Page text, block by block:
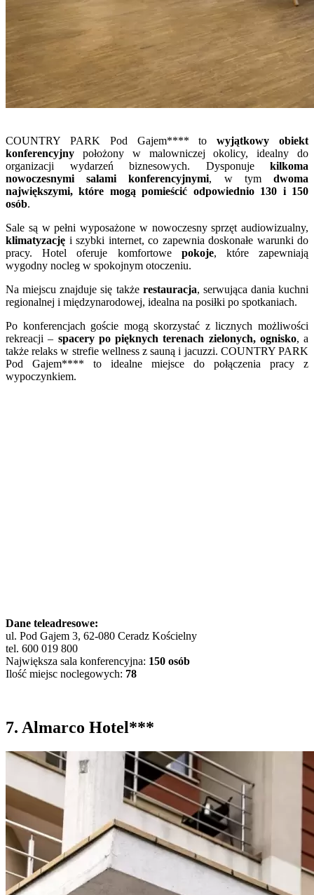
COUNTRY PARK Pod Gajem**** towyjątkowy obiekt
konferencyjny położony w malowniczej okolicy, idealny do
organizacji wydarzeń biznesowych. Dysponuje kilkoma
nowoczesnymi salami konferencyjnymi, w tymdwoma
największymi, które mogą pomieścić odpowiednio 130 i 150
osób.
Sale są w pełni wyposażone w nowoczesny sprzęt audiowizualny,
klimatyzację i szybki internet, co zapewnia doskonałe warunki do
pracy. Hotel oferuje komfortowe pokoje, które zapewniają
wygodny nocleg w spokojnym otoczeniu.
Na miejscu znajduje się także restauracja, serwująca dania kuchni
regionalnej i międzynarodowej, idealna na posiłki po spotkaniach.
Po konferencjach goście mogą skorzystać z licznych możliwości
rekreacji – spacery po pięknych terenach zielonych, ognisko, a
także relaks w strefie wellness z sauną i jacuzzi. COUNTRY PARK
Pod Gajem**** to idealne miejsce do połączenia pracy z
wypoczynkiem.
Dane teleadresowe:
ul. Pod Gajem 3, 62-080 Ceradz Kościelny
tel. 600 019 800
Największa sala konferencyjna: 150 osób
Ilość miejsc noclegowych: 78
7. Almarco Hotel***